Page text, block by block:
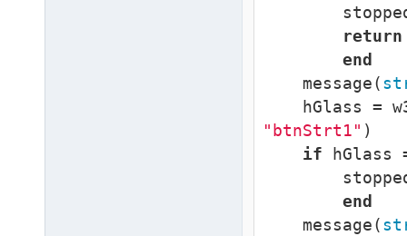
return
end
    message(
hGlass
"btnStrt1" )
if hGlass
end
    message(